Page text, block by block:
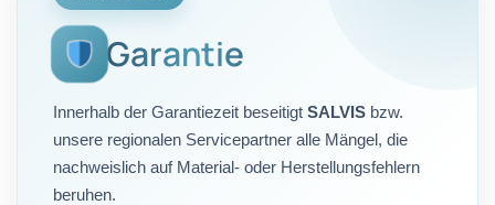
Garantie
Innerhalb der Garantiezeit beseitigt SALVIS bzw.
unsere regionalen Servicepartner alle Mängel, die
nachweislich auf Material- oder Herstellungsfehlern
beruhen.